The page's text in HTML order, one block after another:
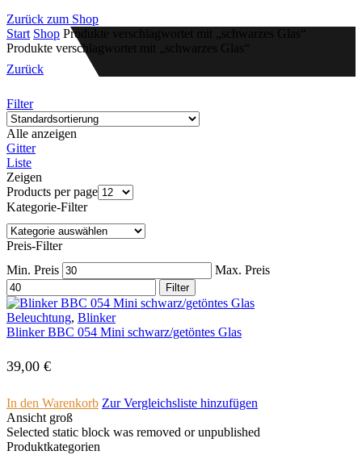
Zurück zum Shop
Start Shop Produkte verschlagwortet mit „schwarzes Glas“
Produkte verschlagwortet mit „schwarzes Glas“
Zurück
Filter
Alle anzeigen
Gitter
Liste
Zeigen
Products per page
Kategorie-Filter
Preis-Filter
Min. Preis
Max. Preis
Filter
Beleuchtung, Blinker
Blinker BBC 054 Mini schwarz/getöntes Glas
39,00 €
In den Warenkorb Zur Vergleichsliste hinzufügen
Ansicht groß
Selected static block was removed or unpublished
Produktkategorien